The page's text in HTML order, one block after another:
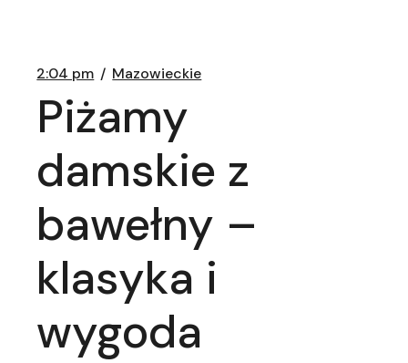
2:04 pm Mazowieckie
Piżamy
damskie z
bawełny –
klasyka i
wygoda